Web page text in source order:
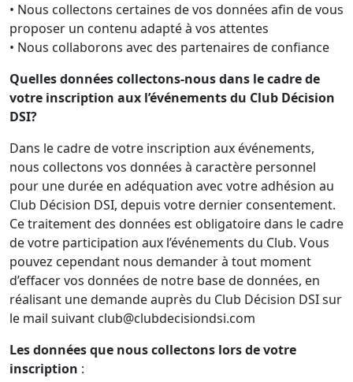
• Nous collectons certaines de vos données afin de vous
proposer un contenu adapté à vos attentes
• Nous collaborons avec des partenaires de confiance
Quelles données collectons-nous dans le cadre de
votre inscription aux l’événements du Club Décision
DSI?
Dans le cadre de votre inscription aux événements,
nous collectons vos données à caractère personnel
pour une durée en adéquation avec votre adhésion au
Club Décision DSI, depuis votre dernier consentement.
Ce traitement des données est obligatoire dans le cadre
de votre participation aux l’événements du Club. Vous
pouvez cependant nous demander à tout moment
d’effacer vos données de notre base de données, en
réalisant une demande auprès du Club Décision DSI sur
le mail suivant club@clubdecisiondsi.com
Les données que nous collectons lors de votre
inscription :